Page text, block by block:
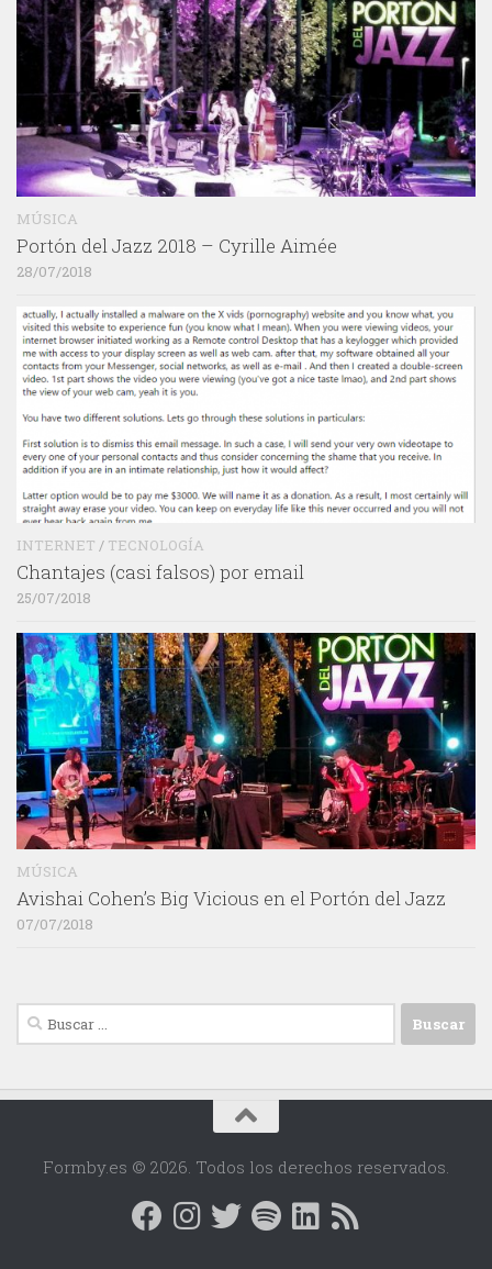
MÚSICA
Portón del Jazz 2018 – Cyrille Aimée
28/07/2018
INTERNET / TECNOLOGÍA
Chantajes (casi falsos) por email
25/07/2018
MÚSICA
Avishai Cohen’s Big Vicious en el Portón del Jazz
07/07/2018
Buscar:
Formby.es © 2026. Todos los derechos reservados.